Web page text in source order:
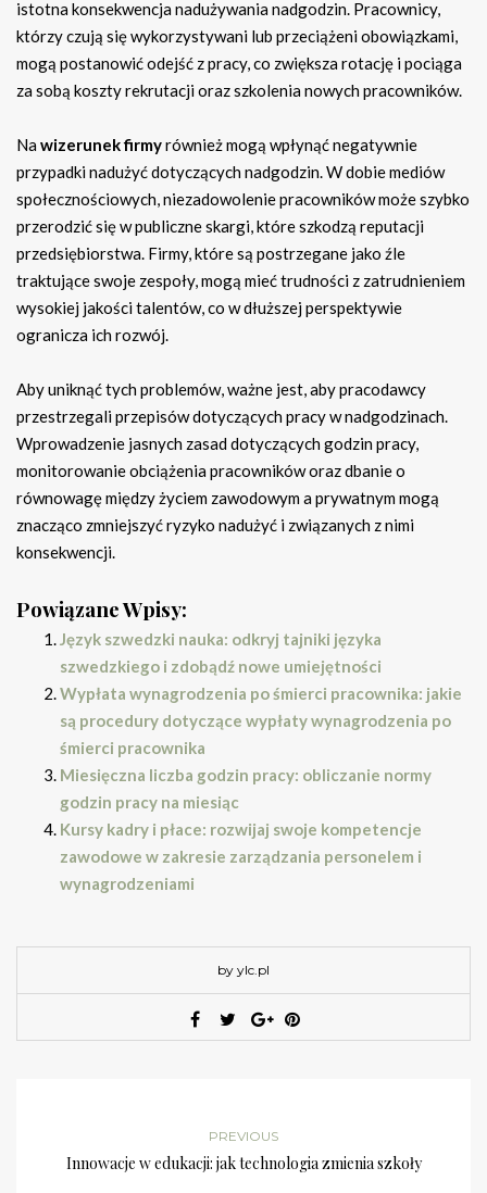
istotna konsekwencja nadużywania nadgodzin. Pracownicy,
którzy czują się wykorzystywani lub przeciążeni obowiązkami,
mogą postanowić odejść z pracy, co zwiększa rotację i pociąga
za sobą koszty rekrutacji oraz szkolenia nowych pracowników.
Nawizerunek firmyrównież mogą wpłynąć negatywnie
przypadki nadużyć dotyczących nadgodzin. W dobie mediów
społecznościowych, niezadowolenie pracowników może szybko
przerodzić się w publiczne skargi, które szkodzą reputacji
przedsiębiorstwa. Firmy, które są postrzegane jako źle
traktujące swoje zespoły, mogą mieć trudności z zatrudnieniem
wysokiej jakości talentów, co w dłuższej perspektywie
ogranicza ich rozwój.
Aby uniknąć tych problemów, ważne jest, aby pracodawcy
przestrzegali przepisów dotyczących pracy w nadgodzinach.
Wprowadzenie jasnych zasad dotyczących godzin pracy,
monitorowanie obciążenia pracowników oraz dbanie o
równowagę między życiem zawodowym a prywatnym mogą
znacząco zmniejszyć ryzyko nadużyć i związanych z nimi
konsekwencji.
Powiązane Wpisy:
Język szwedzki nauka: odkryj tajniki języka
szwedzkiego i zdobądź nowe umiejętności
Wypłata wynagrodzenia po śmierci pracownika: jakie
są procedury dotyczące wypłaty wynagrodzenia po
śmierci pracownika
Miesięczna liczba godzin pracy: obliczanie normy
godzin pracy na miesiąc
Kursy kadry i płace: rozwijaj swoje kompetencje
zawodowe w zakresie zarządzania personelem i
wynagrodzeniami
by ylc.pl
PREVIOUS
Innowacje w edukacji: jak technologia zmienia szkoły